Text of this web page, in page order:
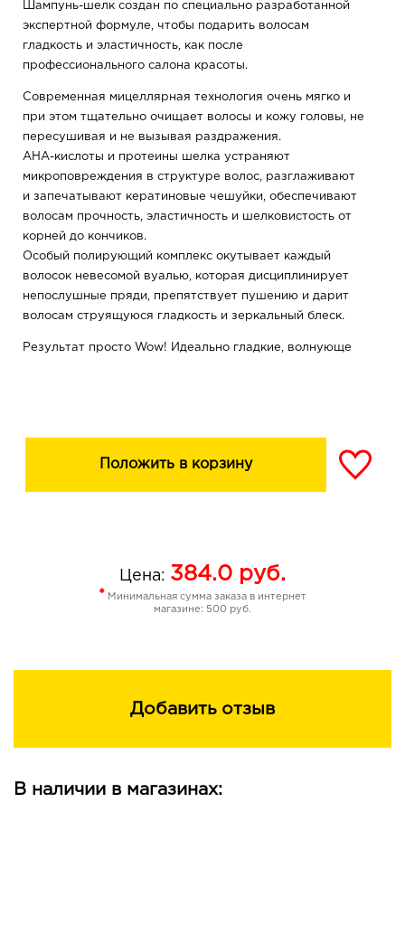
Шампунь-шелк создан по специально разработанной
экспертной формуле, чтобы подарить волосам
гладкость и эластичность, как после
профессионального салона красоты.
Современная мицеллярная технология очень мягко и
при этом тщательно очищает волосы и кожу головы, не
пересушивая и не вызывая раздражения.
АНА-кислоты и протеины шелка устраняют
микроповреждения в структуре волос, разглаживают
и запечатывают кератиновые чешуйки, обеспечивают
волосам прочность, эластичность и шелковистость от
корней до кончиков.
Особый полирующий комплекс окутывает каждый
волосок невесомой вуалью, которая дисциплинирует
непослушные пряди, препятствует пушению и дарит
волосам струящуюся гладкость и зеркальный блеск.
Результат просто Wow! Идеально гладкие, волнующе
волос.
Положить в корзину
Цена: 384.0 руб.
* Минимальная сумма заказа в интернет
магазине: 500 руб.
Добавить отзыв
В наличии в магазинах: